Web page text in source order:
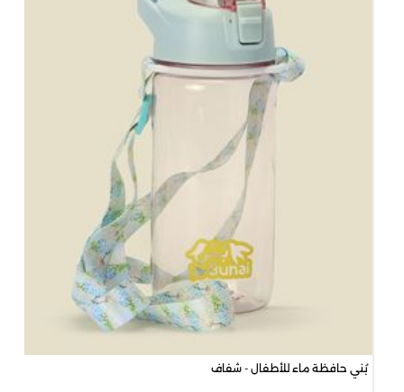
بُني حافظة ماء للأطفال - شفاف